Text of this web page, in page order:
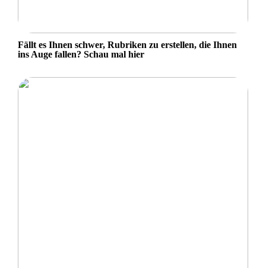
Fällt es Ihnen schwer, Rubriken zu erstellen, die Ihnen
ins Auge fallen? Schau mal hier